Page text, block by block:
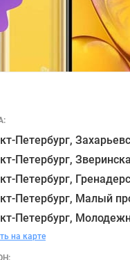
Петербург,
Петербург,
Петербург,
Петербург, Малый
на карте